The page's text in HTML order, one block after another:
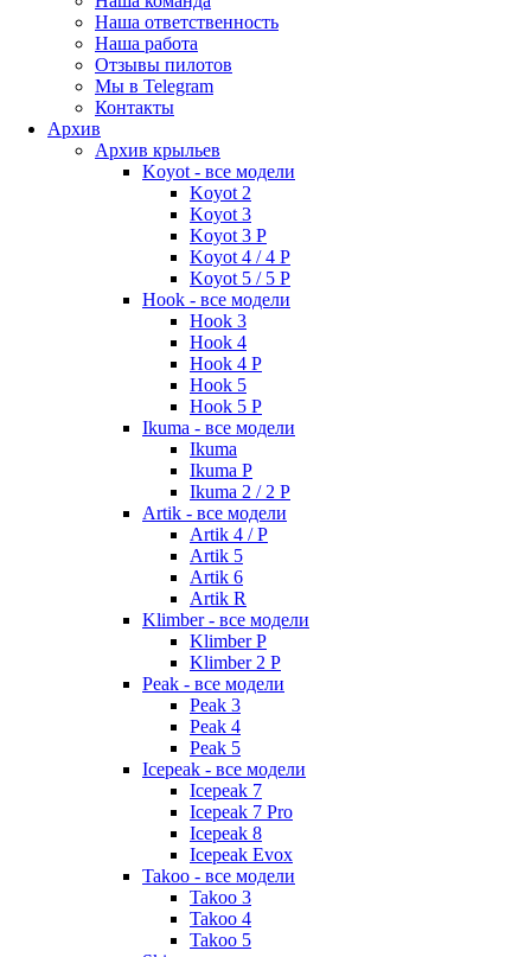
Наша ответственность
Наша работа
Отзывы пилотов
Мы в Telegram
Контакты
Архив
Архив крыльев
Koyot - все модели
Koyot 2
Koyot 3
Koyot 3 P
Koyot 4 / 4 P
Koyot 5 / 5 P
Hook - все модели
Hook 3
Hook 4
Hook 4 P
Hook 5
Hook 5 P
Ikuma - все модели
Ikuma
Ikuma P
Ikuma 2 / 2 P
Artik - все модели
Artik 4 / P
Artik 5
Artik 6
Artik R
Klimber - все модели
Klimber P
Klimber 2 P
Peak - все модели
Peak 3
Peak 4
Peak 5
Icepeak - все модели
Icepeak 7
Icepeak 7 Pro
Icepeak 8
Icepeak Evox
Takoo - все модели
Takoo 3
Takoo 4
Takoo 5